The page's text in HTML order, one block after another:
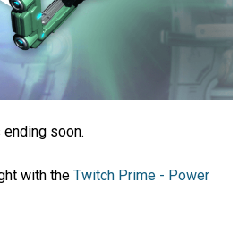
soon.
with the Twitch Prime - Power